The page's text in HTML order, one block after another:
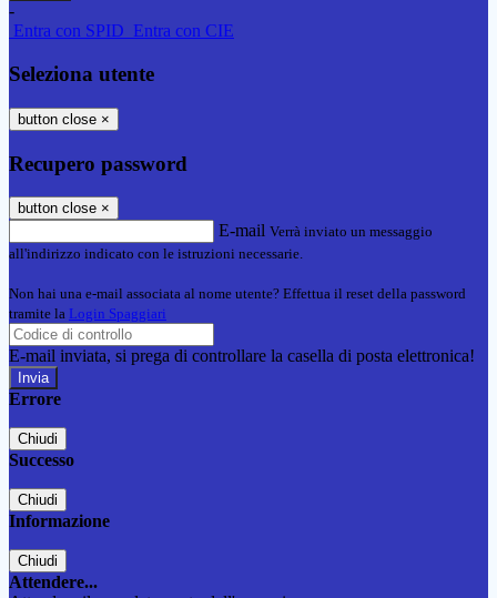
-
Entra con SPID Entra con CIE
Seleziona utente
button close ×
Recupero password
button close ×
E-mail Verrà inviato un messaggio
all'indirizzo indicato con le istruzioni necessarie.
Non hai una e-mail associata al nome utente? Effettua il reset della password
tramite la Login Spaggiari
E-mail inviata, si prega di controllare la casella di posta elettronica!
Errore
Chiudi
Successo
Chiudi
Informazione
Chiudi
Attendere...